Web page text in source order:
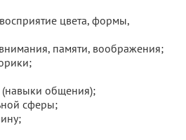
цвета, формы,
памяти, воображения;
общения);
сферы;